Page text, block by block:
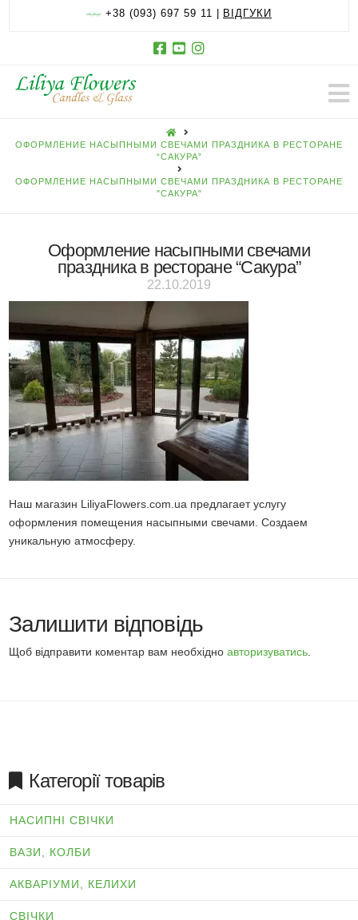
+38 (093) 697 59 11 | ВІДГУКИ
HOME
ОФОРМЛЕНИЕ НАСЫПНЫМИ СВЕЧАМИ ПРАЗДНИКА В РЕСТОРАНЕ
“САКУРА”
ОФОРМЛЕНИЕ НАСЫПНЫМИ СВЕЧАМИ ПРАЗДНИКА В РЕСТОРАНЕ
"САКУРА"
Оформление насыпными свечами
праздника в ресторане “Сакура”
22.10.2019
Наш магазин LiliyaFlowers.com.ua предлагает услугу
оформления помещения насыпными свечами. Создаем
уникальную атмосферу.
Залишити відповідь
Щоб відправити коментар вам необхідноавторизуватись
Категорії товарів
НАСИПНІ СВІЧКИ
ВАЗИ, КОЛБИ
АКВАРІУМИ, КЕЛИХИ
СВІЧКИ